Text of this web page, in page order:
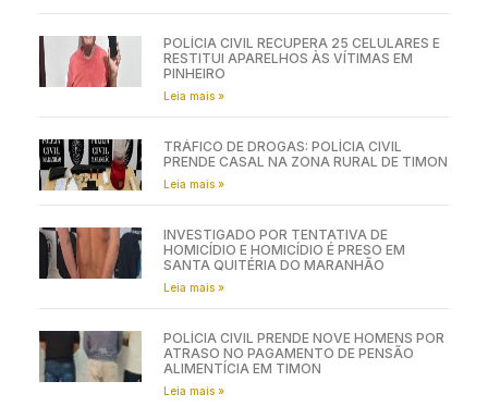
POLÍCIA CIVIL RECUPERA 25 CELULARES E
RESTITUI APARELHOS ÀS VÍTIMAS EM
PINHEIRO
Leia mais »
TRÁFICO DE DROGAS: POLÍCIA CIVIL
PRENDE CASAL NA ZONA RURAL DE TIMON
Leia mais »
INVESTIGADO POR TENTATIVA DE
HOMICÍDIO E HOMICÍDIO É PRESO EM
SANTA QUITÉRIA DO MARANHÃO
Leia mais »
POLÍCIA CIVIL PRENDE NOVE HOMENS POR
ATRASO NO PAGAMENTO DE PENSÃO
ALIMENTÍCIA EM TIMON
Leia mais »